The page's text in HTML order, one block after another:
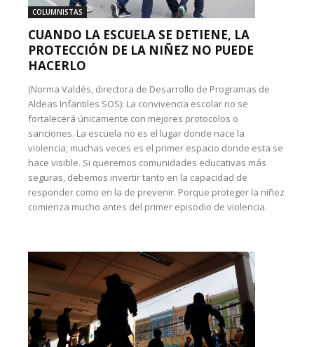
COLUMNISTAS
CUANDO LA ESCUELA SE DETIENE, LA
PROTECCIÓN DE LA NIÑEZ NO PUEDE
HACERLO
(Norma Valdés, directora de Desarrollo de Programas de
Aldeas Infantiles SOS): La convivencia escolar no se
fortalecerá únicamente con mejores protocolos o
sanciones. La escuela no es el lugar donde nace la
violencia; muchas veces es el primer espacio donde esta se
hace visible. Si queremos comunidades educativas más
seguras, debemos invertir tanto en la capacidad de
responder como en la de prevenir. Porque proteger la niñez
comienza mucho antes del primer episodio de violencia.